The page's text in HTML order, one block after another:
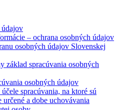
údajov
– ochrana osobných údajov
osobných údajov Slovenskej
základ spracúvania osobných
osobných údajov
spracúvania, na ktoré sú
určené a dobe uchovávania